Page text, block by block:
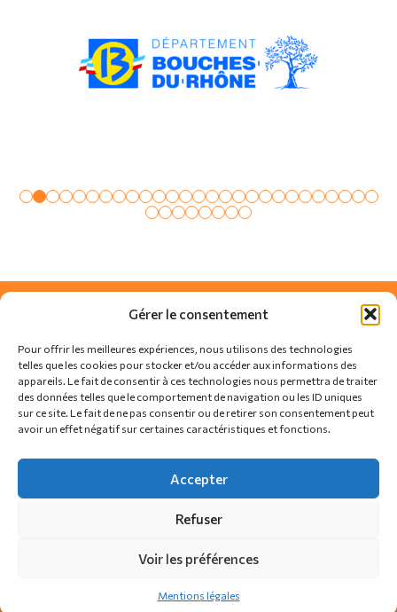
Gérer le consentement
Pour offrir les meilleures expériences, nous utilisons des technologies
telles que les cookies pour stocker et/ou accéder aux informations des
appareils. Le fait de consentir à ces technologies nous permettra de traiter
des données telles que le comportement de navigation ou les ID uniques
sur ce site. Le fait de ne pas consentir ou de retirer son consentement peut
avoir un effet négatif sur certaines caractéristiques et fonctions.
Accepter
Refuser
Voir les préférences
Mentions légales
Règlement
Politique de confidentialité
SUIVEZ-NOUS SUR